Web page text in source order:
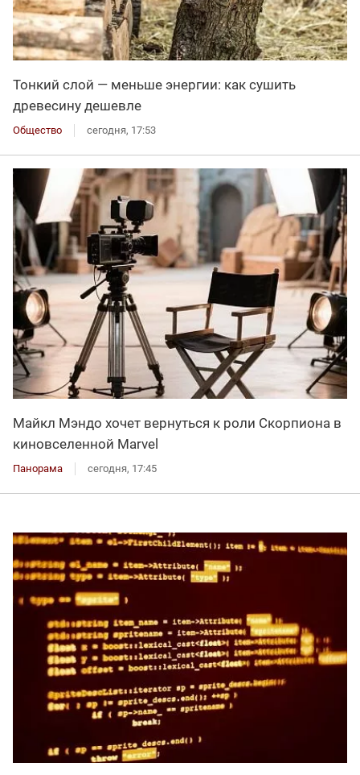
Тонкий слой — меньше энергии: как сушить
древесину дешевле
Общество сегодня, 17:53
Майкл Мэндо хочет вернуться к роли Скорпиона в
киновселенной Marvel
Панорама сегодня, 17:45